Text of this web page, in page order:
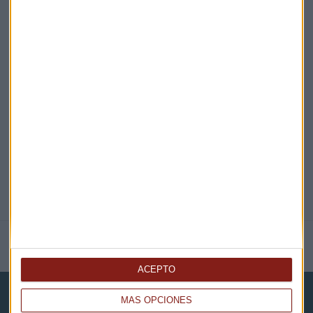
MÁS OPCIONES
ACEPTO
NOTICIAS RELACIONADAS